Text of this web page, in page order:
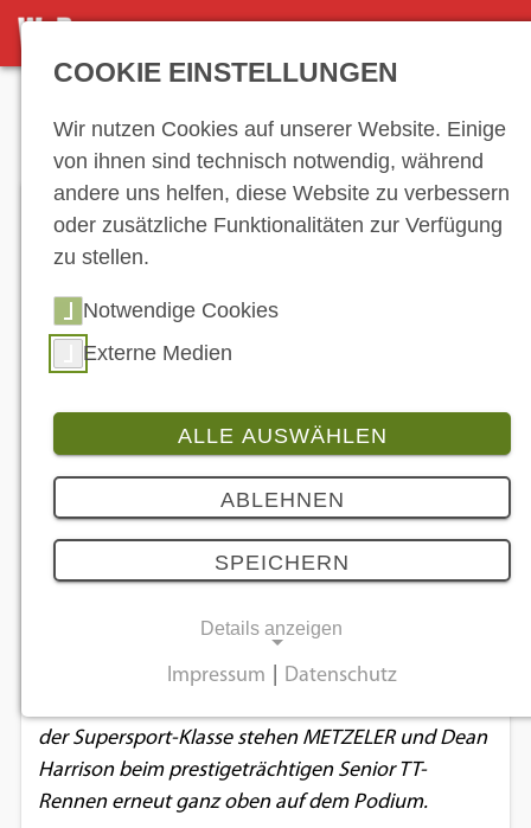
DETAILSEITE
2 Bilder
METZELER und Dean Harrison gewinnen
erneut die Senior TT
09.06.2026
Nach einer starken Woche mit dem Sieg im ersten
der Supersport-Klasse stehen METZELER und Dean
Harrison beim prestigeträchtigen Senior TT-
Rennen erneut ganz oben auf dem Podium.
COOKIE EINSTELLUNGEN
Wir nutzen Cookies auf unserer Website. Einige
von ihnen sind technisch notwendig, während
andere uns helfen, diese Website zu verbessern
oder zusätzliche Funktionalitäten zur Verfügung
zu stellen.
Notwendige Cookies
Externe Medien
ALLE AUSWÄHLEN
ABLEHNEN
SPEICHERN
Details anzeigen
Notwendige Cookies ermöglichen
grundlegende Funktionen und sind für die
einwandfreie Funktion der Website
Impressum Datenschutz